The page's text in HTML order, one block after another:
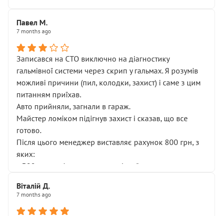
Павел М.
7 months ago
Записався на СТО виключно на діагностику
гальмівної системи через скрип у гальмах. Я розумів
можливі причини (пил, колодки, захист) і саме з цим
питанням приїхав.
Авто прийняли, загнали в гараж.
Майстер ломіком підігнув захист і сказав, що все
готово.
Після цього менеджер виставляє рахунок 800 грн, з
яких:
• 300 грн — діагностика гальмівної системи
НЕ погоджував
послуга. Тим більше, я був поруч і жодної реальної
Віталій Д.
7 months ago